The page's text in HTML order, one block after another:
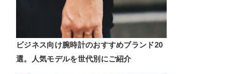
ビジネス向け腕時計のおすすめブランド20
選。人気モデルを世代別にご紹介